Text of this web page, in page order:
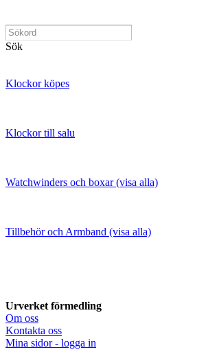
Sök
Klockor köpes
Klockor till salu
Watchwinders och boxar (visa alla)
Tillbehör och Armband (visa alla)
Urverket förmedling
Om oss
Kontakta oss
Mina sidor - logga in